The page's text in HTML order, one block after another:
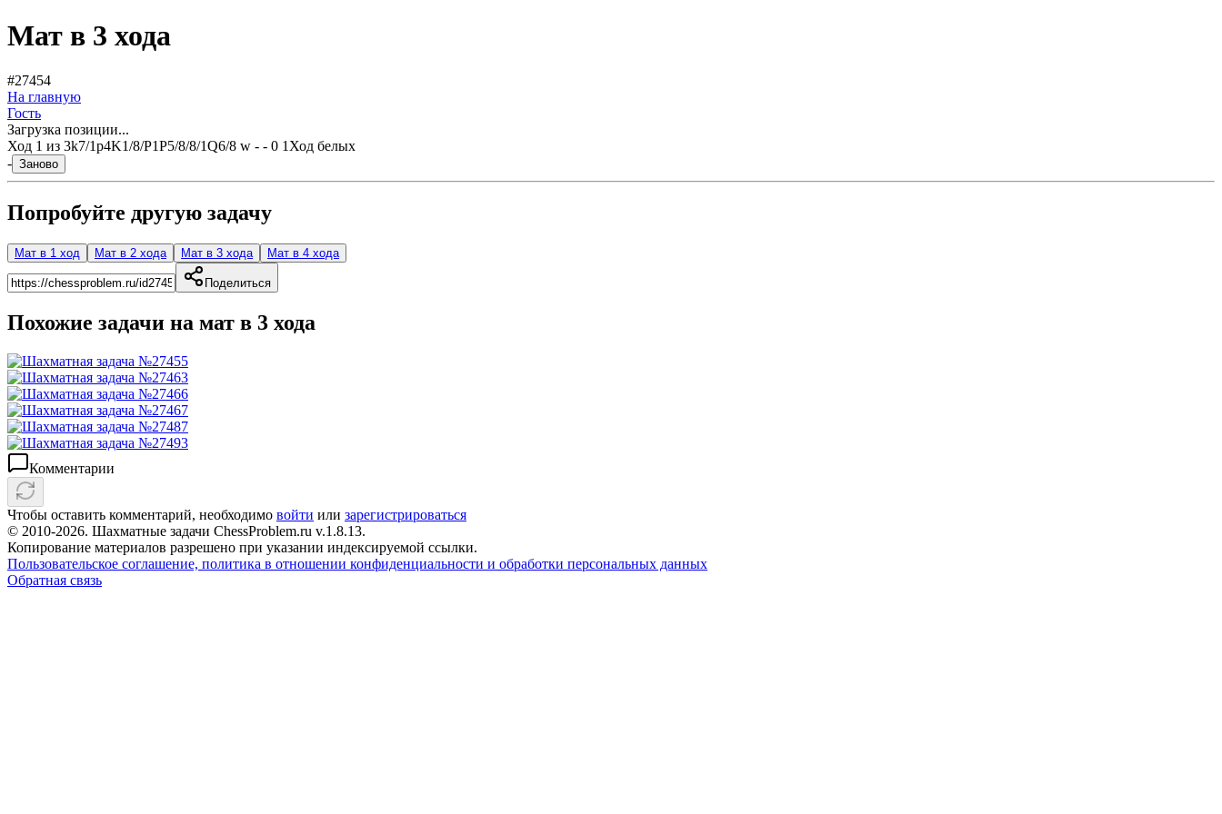
Мат в 3 хода
#27454
На главную
Гость
Загрузка позиции...
Ход 1 из 3k7/1p4K1/8/P1P5/8/8/1Q6/8 w - - 0 1 Ход белых
- Заново
Попробуйте другую задачу
Мат в 1 ход Мат в 2 хода Мат в 3 хода Мат в 4 хода
Поделиться
Похожие задачи на мат в 3 хода
Комментарии
Чтобы оставить комментарий, необходимо войти или зарегистрироваться
© 2010-2026. Шахматные задачи ChessProblem.ru v.1.8.13.
Копирование материалов разрешено при указании индексируемой ссылки.
Пользовательское соглашение, политика в отношении конфиденциальности и обработки персональных данных
Обратная связь